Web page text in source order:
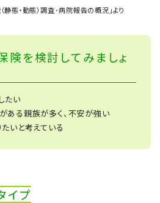
態・動態）調査･病院報告の概況」より
険を検討してみましょ
たい
ある親族が多く、不安が強い
いと考えている
イプ